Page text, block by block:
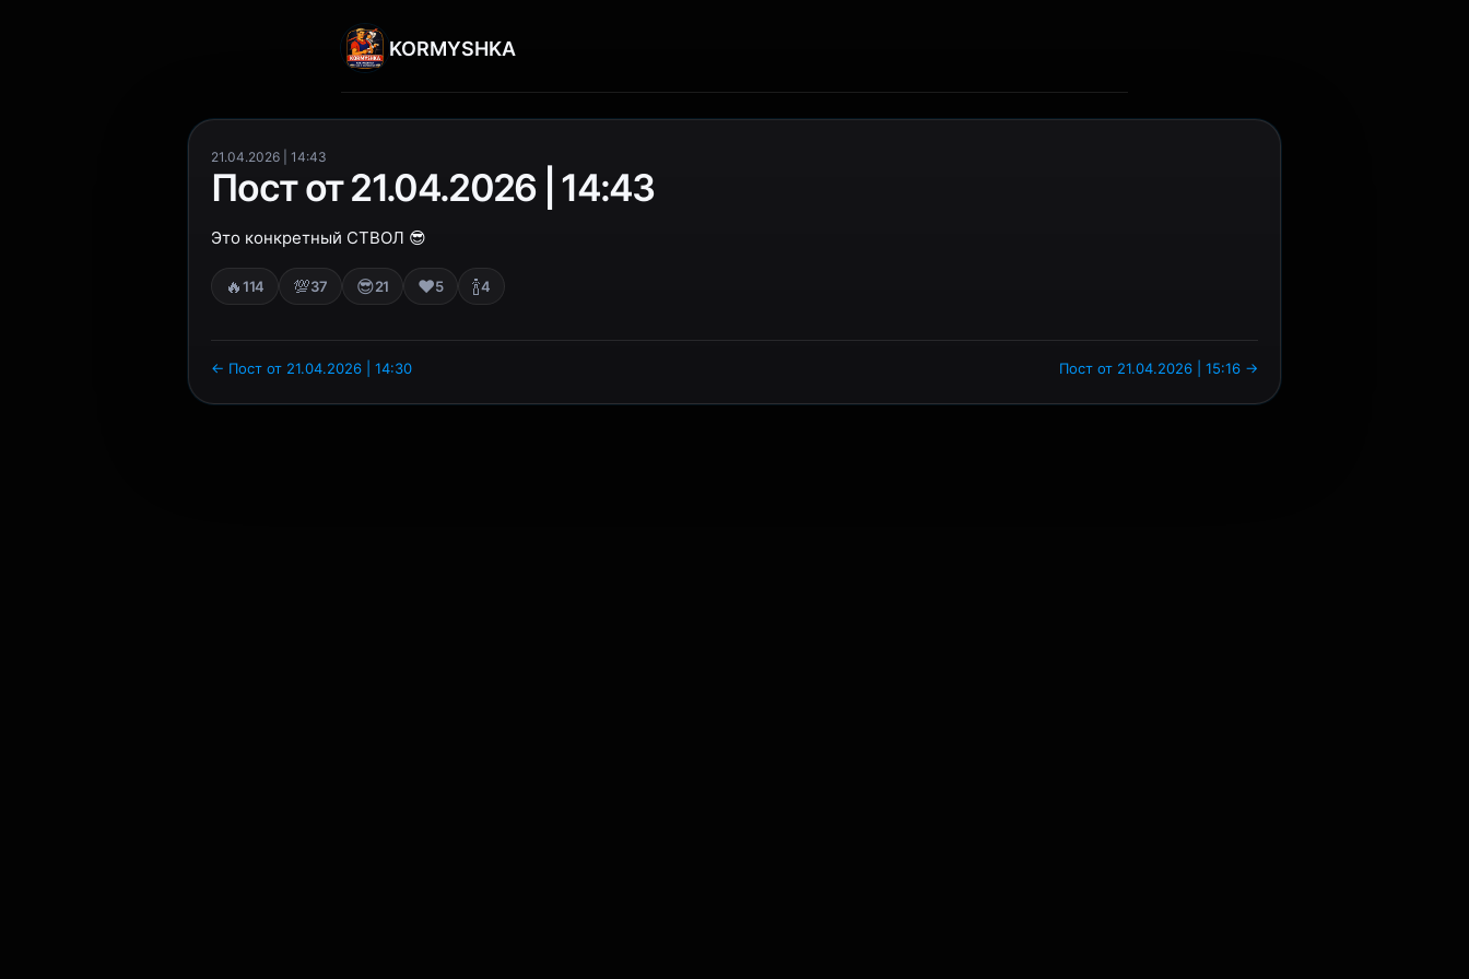
KORMYSHKA
21.04.2026 | 14:43
Пост от 21.04.2026 | 14:43
Это конкретный СТВОЛ 😎
🔥114 💯37 😎21 ❤️5 🍾4
← Пост от 21.04.2026 | 14:30 Пост от 21.04.2026 | 15:16 →